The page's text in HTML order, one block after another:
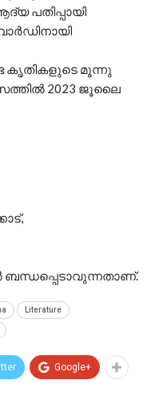
പതിപ്പായി
കൃതികളുടെ മൂന്നു
2023 ജൂലൈ
ബന്ധപ്പെടാവുന്നതാണ്.
Literature
Google+